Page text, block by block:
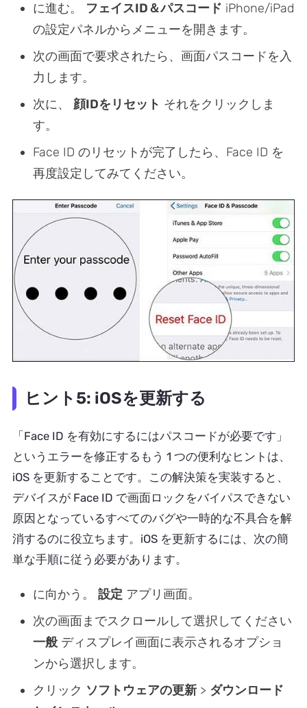
に進む。 フェイスID＆パスコード iPhone/iPad
の設定パネルからメニューを開きます。
次の画面で要求されたら、画面パスコードを入
力します。
次に、 顔IDをリセット それをクリックしま
す。
Face ID のリセットが完了したら、Face ID を
再度設定してみてください。
ヒント5: iOSを更新する
「Face ID を有効にするにはパスコードが必要です」
というエラーを修正するもう 1 つの便利なヒントは、
iOS を更新することです。この解決策を実装すると、
デバイスが Face ID で画面ロックをバイパスできない
原因となっているすべてのバグや一時的な不具合を解
消するのに役立ちます。iOS を更新するには、次の簡
単な手順に従う必要があります。
に向かう。 設定 アプリ画面。
次の画面までスクロールして選択してください
一般ディスプレイ画面に表示されるオプショ
ンから選択します。
クリック ソフトウェアの更新> ダウンロード